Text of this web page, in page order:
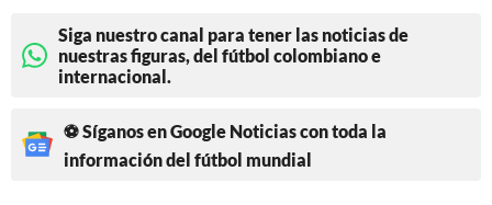
Siga nuestro canal para tener las noticias de
nuestras figuras, del fútbol colombiano e
internacional.
⚽ Síganos en Google Noticias con toda la
información del fútbol mundial